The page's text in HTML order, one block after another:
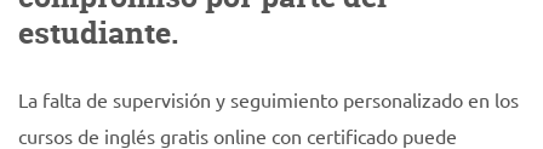
estudiante.
La falta de supervisión y seguimiento personalizado en los
cursos de inglés gratis online con certificado puede